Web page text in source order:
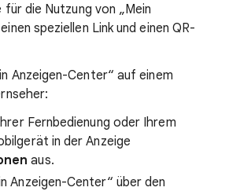
die Nutzung von „Mein
speziellen Link und einen QR-
Anzeigen-Center“ auf einem
Fernbedienung oder Ihrem
in der Anzeige
aus.
Anzeigen-Center“ über den